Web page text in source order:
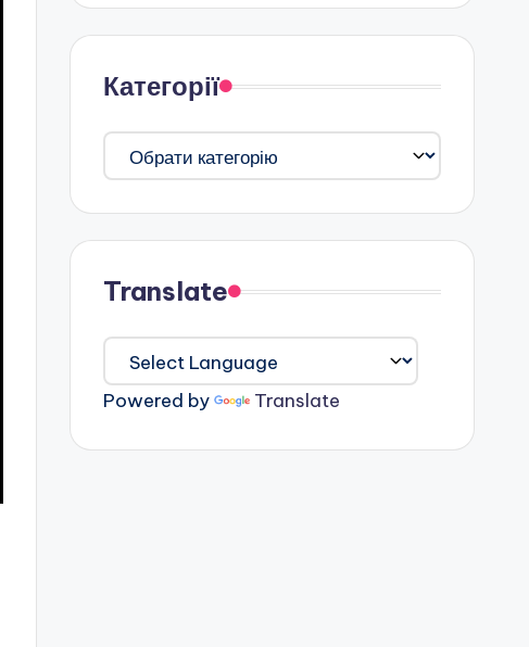
Категорії
Категорії
Translate
Powered by Translate